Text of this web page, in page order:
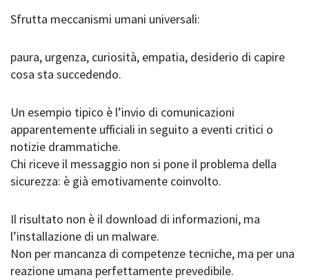
Sfrutta meccanismi umani universali:
paura, urgenza, curiosità, empatia, desiderio di capire
cosa sta succedendo.
Un esempio tipico è l’invio di comunicazioni
apparentemente ufficiali in seguito a eventi critici o
notizie drammatiche.
Chi riceve il messaggio non si pone il problema della
sicurezza: è già emotivamente coinvolto.
Il risultato non è il download di informazioni, ma
l’installazione di un malware.
Non per mancanza di competenze tecniche, ma per una
reazione umana perfettamente prevedibile.